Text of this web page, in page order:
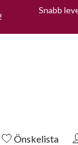
Snabb
Önskelista